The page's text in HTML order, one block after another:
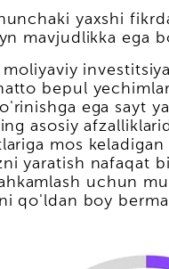
yaxshi
mavjudlikka
bepul
ega sayt
asosiy
mos
yaratish nafaqat
uchun
qo'ldan boy